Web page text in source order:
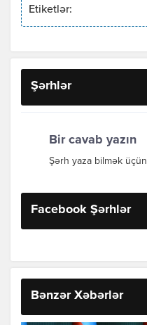
Etiketlər:
Şərhlər
Bir cavab yazın
Şərh yaza bilmək üçün
Facebook Şərhlər
Bənzər Xəbərlər